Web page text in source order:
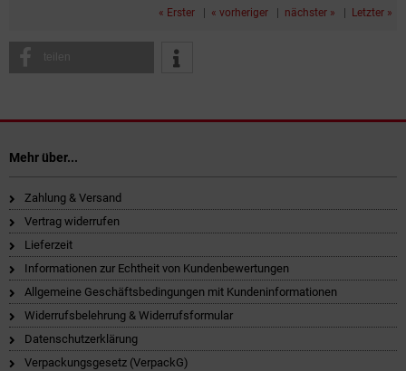
« Erster | « vorheriger | nächster » | Letzter »
teilen
Mehr über...
Zahlung & Versand
Vertrag widerrufen
Lieferzeit
Informationen zur Echtheit von Kundenbewertungen
Allgemeine Geschäftsbedingungen mit Kundeninformationen
Widerrufsbelehrung & Widerrufsformular
Datenschutzerklärung
Verpackungsgesetz (VerpackG)